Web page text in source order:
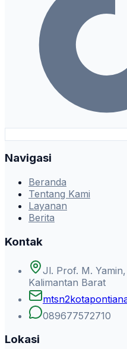
Navigasi
Beranda
Tentang Kami
Layanan
Berita
Kontak
Jl. Prof. M.
Kalimantan Barat
089677572710
Lokasi